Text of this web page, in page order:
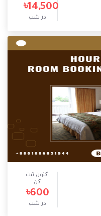
৳14,500
در شب
اکنون ثبت
کن
৳600
در شب